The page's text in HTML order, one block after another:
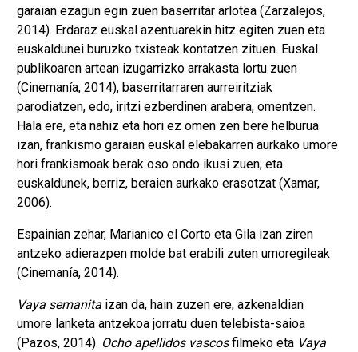
garaian ezagun egin zuen baserritar arlotea (Zarzalejos,
2014). Erdaraz euskal azentuarekin hitz egiten zuen eta
euskaldunei buruzko txisteak kontatzen zituen. Euskal
publikoaren artean izugarrizko arrakasta lortu zuen
(Cinemanía, 2014), baserritarraren aurreiritziak
parodiatzen, edo, iritzi ezberdinen arabera, omentzen.
Hala ere, eta nahiz eta hori ez omen zen bere helburua
izan, frankismo garaian euskal elebakarren aurkako umore
hori frankismoak berak oso ondo ikusi zuen; eta
euskaldunek, berriz, beraien aurkako erasotzat (Xamar,
2006).
Espainian zehar, Marianico el Corto eta Gila izan ziren
antzeko adierazpen molde bat erabili zuten umoregileak
(Cinemanía, 2014).
Vaya semanitaizan da, hain zuzen ere, azkenaldian
umore lanketa antzekoa jorratu duen telebista-saioa
(Pazos, 2014). Ocho apellidos vascosfilmeko eta Vaya